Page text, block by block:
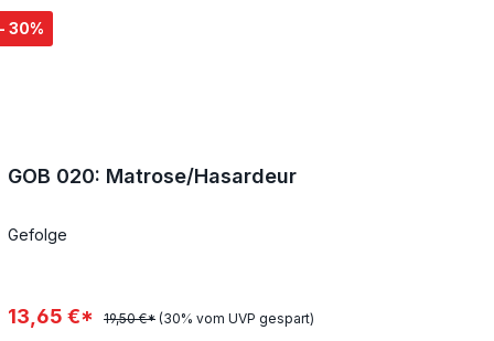
30%
GOB 020: Matrose/Hasardeur
Gefolge
13,65 €* 19,50 €* (30% vom UVP gespart)